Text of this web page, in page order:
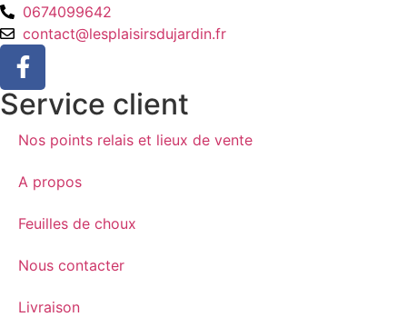
0674099642
contact@lesplaisirsdujardin.fr
Service client
Nos points relais et lieux de vente
A propos
Feuilles de choux
Nous contacter
Livraison